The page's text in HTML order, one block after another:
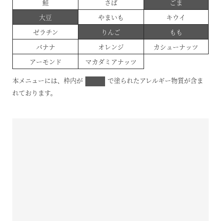
鮭
さば
ごま
大豆
やまいも
キウイ
ゼラチン
りんご
もも
バナナ
オレンジ
カシューナッツ
アーモンド
マカダミアナッツ
本メニューには、枠内が
で塗られたアレルギー物質が含ま
れております。